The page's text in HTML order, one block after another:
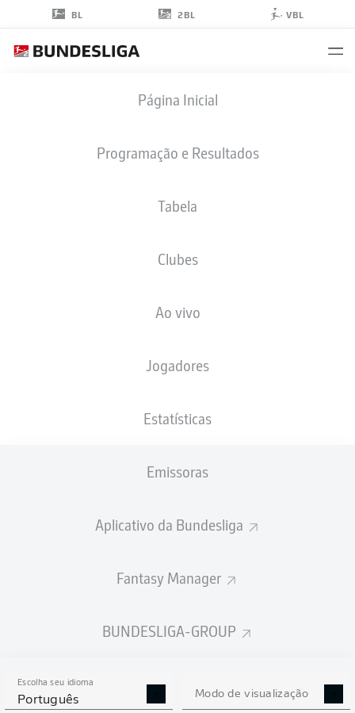
BL 2BL VBL
Página Inicial
Programação e Resultados
Tabela
Clubes
Ao vivo
Jogadores
Estatísticas
Emissoras
Aplicativo da Bundesliga
Fantasy Manager
BUNDESLIGA-GROUP
Escolha seu idioma
Português Modo de visualização
ESTATÍSTICAS DA
TEMPORADA 2025/2026